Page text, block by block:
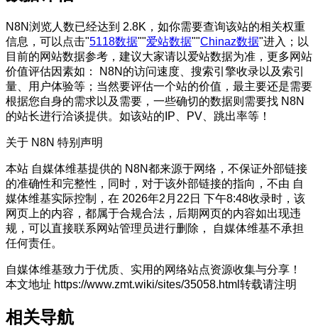
N8N浏览人数已经达到 2.8K，如你需要查询该站的相关权重
信息，可以点击"5118数据""爱站数据""Chinaz数据"进入；以
目前的网站数据参考，建议大家请以爱站数据为准，更多网站
价值评估因素如： N8N的访问速度、搜索引擎收录以及索引
量、用户体验等；当然要评估一个站的价值，最主要还是需要
根据您自身的需求以及需要，一些确切的数据则需要找 N8N
的站长进行洽谈提供。如该站的IP、PV、跳出率等！
关于 N8N 特别声明
本站 自媒体维基提供的 N8N都来源于网络，不保证外部链接
的准确性和完整性，同时，对于该外部链接的指向，不由 自
媒体维基实际控制，在 2026年2月22日 下午8:48收录时，该
网页上的内容，都属于合规合法，后期网页的内容如出现违
规，可以直接联系网站管理员进行删除， 自媒体维基不承担
任何责任。
自媒体维基致力于优质、实用的网络站点资源收集与分享！
本文地址 https://www.zmt.wiki/sites/35058.html转载请注明
相关导航